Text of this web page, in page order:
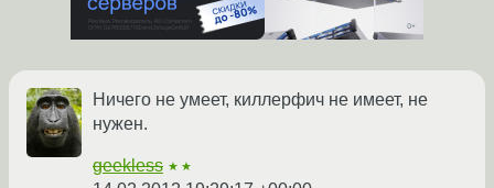
Ничего не умеет, киллерфич не имеет, не
нужен.
geekless ★★